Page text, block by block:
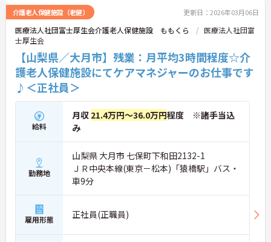
介護老人保健施設（老健） 更新日：2026年03月06日
医療法人社団富士厚生会介護老人保健施設 ももくら
医療法人社団富
士厚生会
【山梨県／大月市】残業：月平均3時間程度☆介
護老人保健施設にてケアマネジャーのお仕事です
♪＜正社員＞
給料
月収 21.4万円～36.0万円程度 ※諸手当込
み
勤務地
山梨県 大月市 七保町下和田2132-1
ＪＲ中央本線(東京－松本)「猿橋駅」バス・
車9分
雇用形態 正社員(正職員)